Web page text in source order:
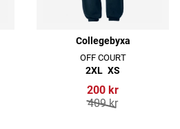
Collegebyxa
OFF COURT
2XL XS
200 kr
409 kr